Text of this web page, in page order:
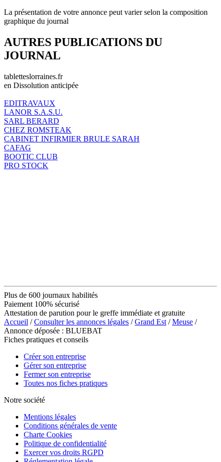
La présentation de votre annonce peut varier selon la composition
graphique du journal
AUTRES PUBLICATIONS DU
JOURNAL
tabletteslorraines.fr
en Dissolution anticipée
EDITRAVAUX
LANOR S.A.S.U.
SARL BERARD
CHEZ ROMSTEAK
CABINET INFIRMIER BRULE SARAH
CAFAG
BOOTIC CLUB
PRO STOCK
Plus de 600 journaux habilités
Paiement 100% sécurisé
Attestation de parution pour le greffe immédiate et gratuite
Accueil /Consulter les annonces légales /Grand Est /Meuse /
Annonce déposée : BLUEBAT
Fiches pratiques et conseils
Créer son entreprise
Gérer son entreprise
Fermer son entreprise
Toutes nos fiches pratiques
Notre société
Mentions légales
Conditions générales de vente
Charte Cookies
Politique de confidentialité
Exercer vos droits RGPD